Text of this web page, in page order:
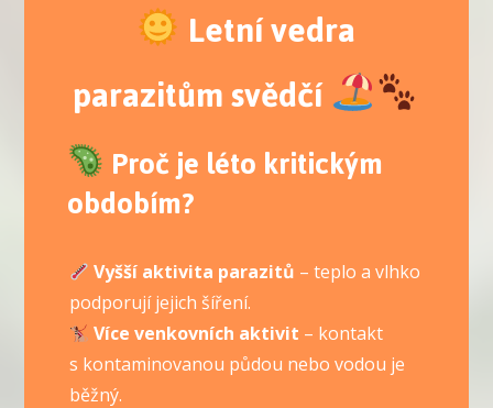
Letní vedra
parazitům svědčí
Proč je léto kritickým
obdobím?
Vyšší aktivita parazitů – teplo a vlhko
podporují jejich šíření.
Více venkovních aktivit – kontakt
s kontaminovanou půdou nebo vodou je
běžný.